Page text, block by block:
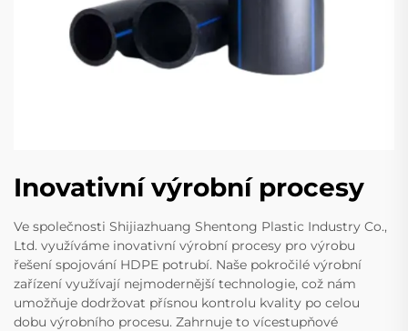
Inovativní výrobní procesy
Ve společnosti Shijiazhuang Shentong Plastic Industry Co.,
Ltd. využíváme inovativní výrobní procesy pro výrobu
řešení spojování HDPE potrubí. Naše pokročilé výrobní
zařízení využívají nejmodernější technologie, což nám
umožňuje dodržovat přísnou kontrolu kvality po celou
dobu výrobního procesu. Zahrnuje to vícestupňové